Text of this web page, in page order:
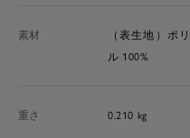
素材
（表生地）ポ
ル 100%
重さ 0.210 kg